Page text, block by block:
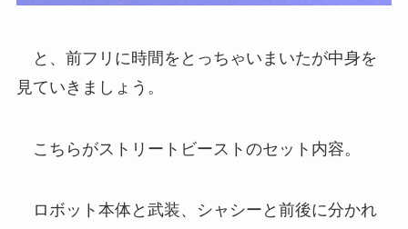
と、前フリに時間をとっちゃいまいたが中身を
見ていきましょう。
こちらがストリートビーストのセット内容。
ロボット本体と武装、シャシーと前後に分かれ